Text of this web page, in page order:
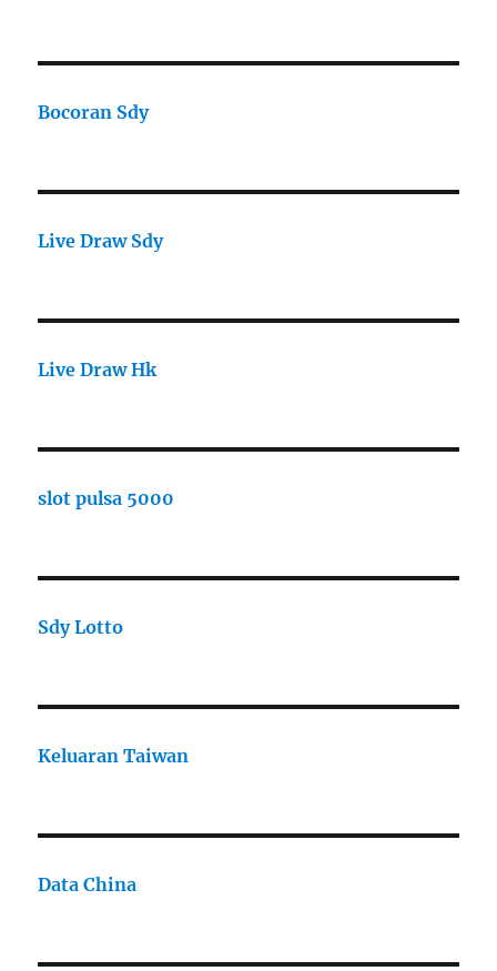
Bocoran Sdy
Live Draw Sdy
Live Draw Hk
slot pulsa 5000
Sdy Lotto
Keluaran Taiwan
Data China